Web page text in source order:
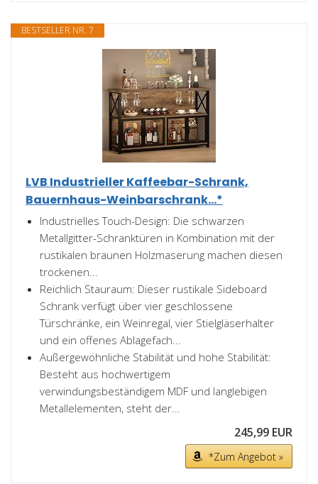
BESTSELLER NR. 7
LVB Industrieller Kaffeebar-Schrank,
Bauernhaus-Weinbarschrank...*
Industrielles Touch-Design: Die schwarzen
Metallgitter-Schranktüren in Kombination mit der
rustikalen braunen Holzmaserung machen diesen
trockenen...
Reichlich Stauraum: Dieser rustikale Sideboard
Schrank verfügt über vier geschlossene
Türschränke, ein Weinregal, vier Stielgläserhalter
und ein offenes Ablagefach...
Außergewöhnliche Stabilität und hohe Stabilität:
Besteht aus hochwertigem
verwindungsbeständigem MDF und langlebigen
Metallelementen, steht der...
245,99 EUR
*Zum Angebot »